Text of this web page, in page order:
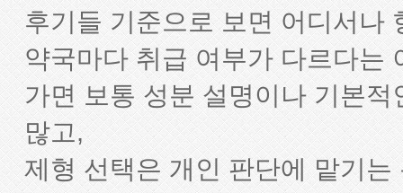
후기들 기준으로 보면 어디서나
약국마다 취급 여부가 다르다는
가면 보통 성분 설명이나 기본
많고,
제형 선택은 개인 판단에 맡기